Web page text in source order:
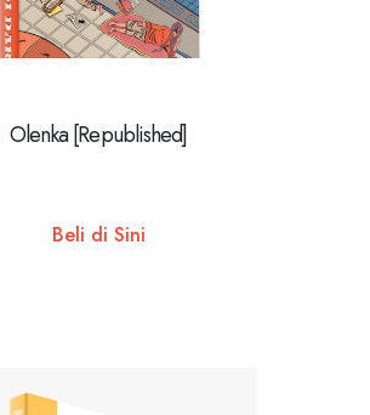
Olenka [Republished]
Beli di Sini